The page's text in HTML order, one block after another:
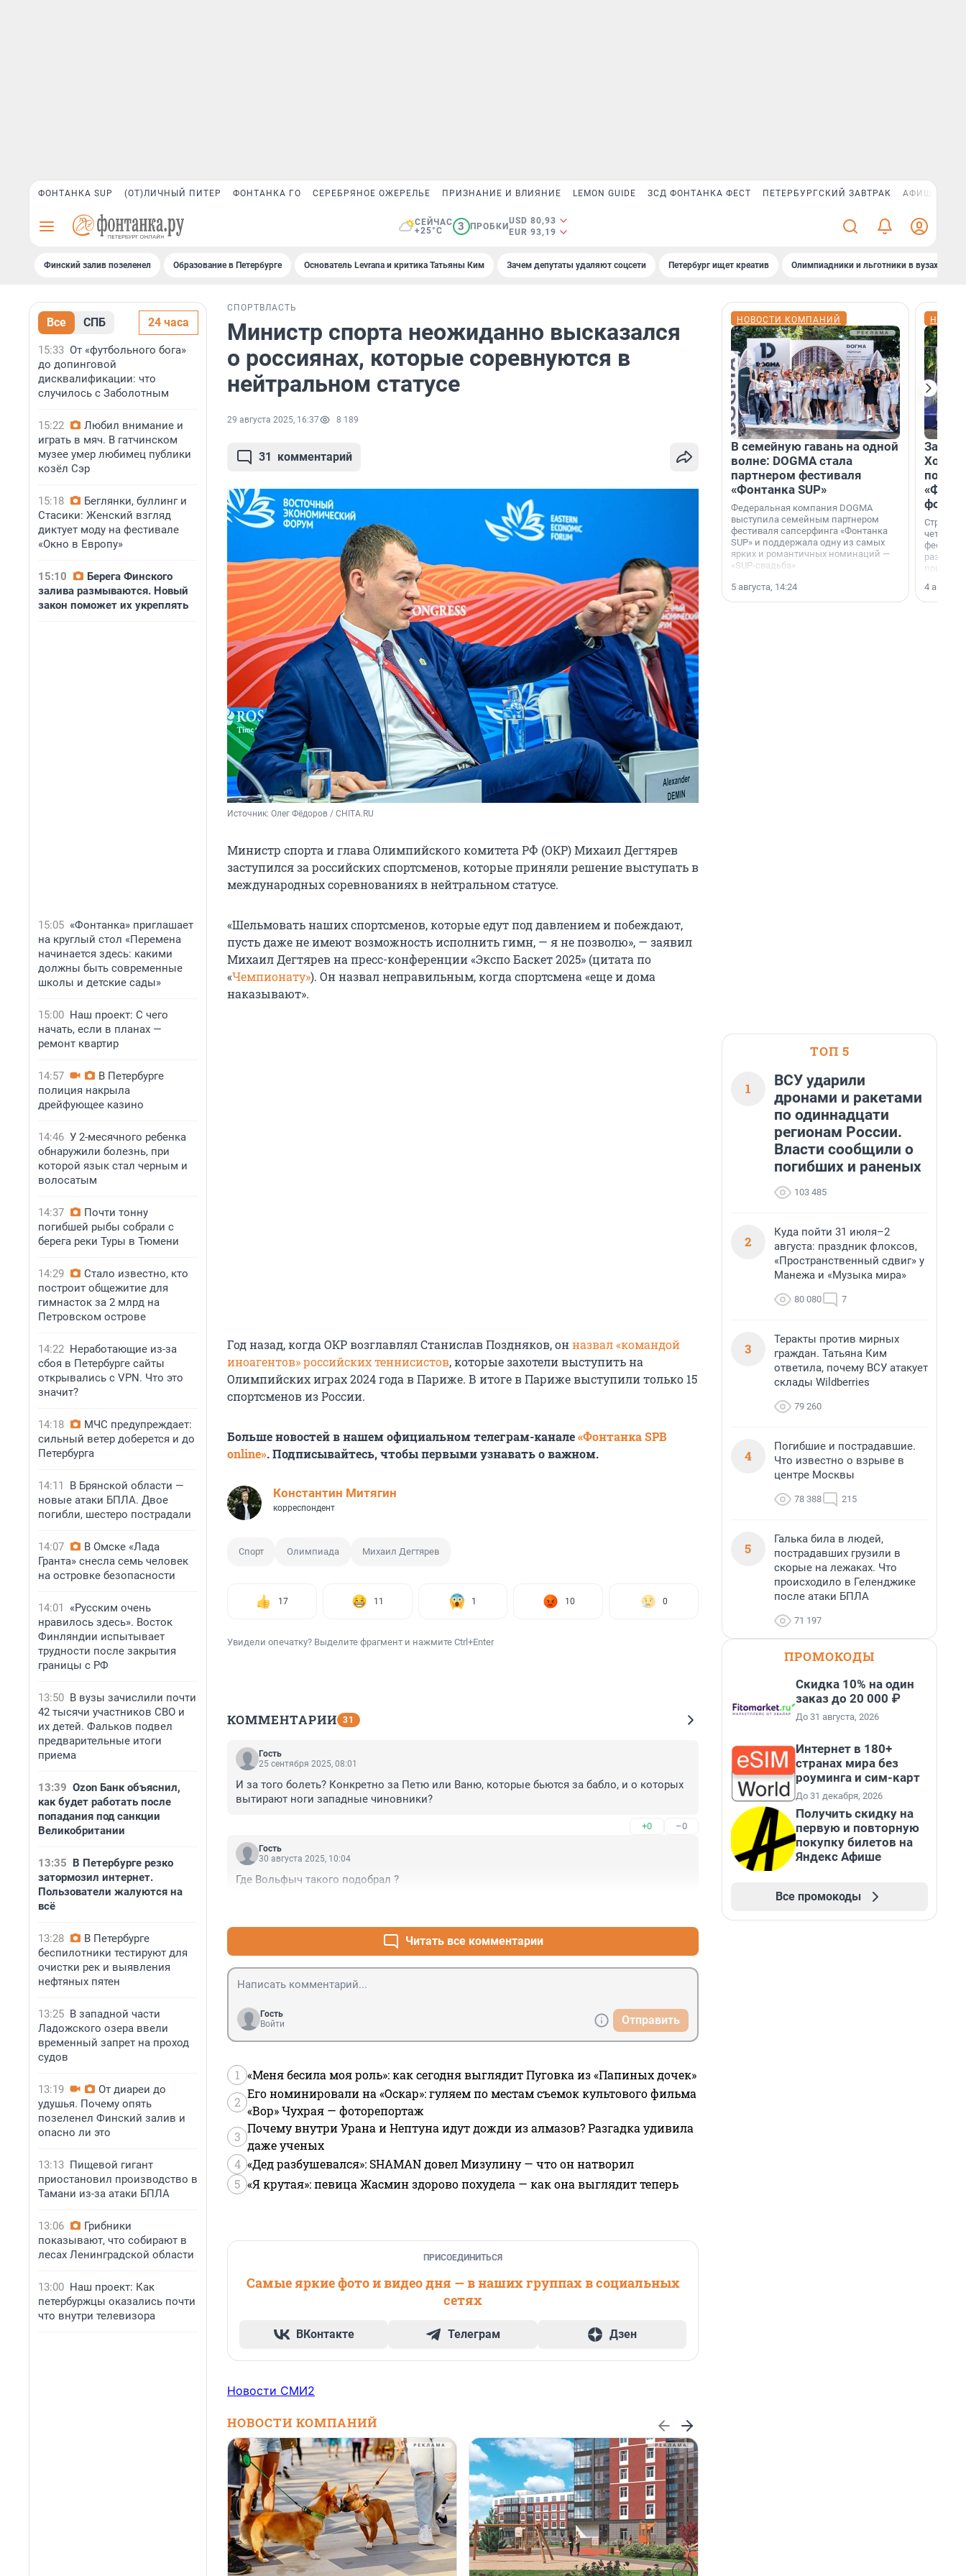
ФОНТАНКА SUP (ОТ)ЛИЧНЫЙ ПИТЕР ФОНТАНКА ГО СЕРЕБРЯНОЕ ОЖЕРЕЛЬЕ ПРИЗНАНИЕ И ВЛИЯНИЕ LEMON GUIDE ЗСД ФОНТАНКА ФЕСТ ПЕТЕРБУРГСКИЙ ЗАВТРАК АФИША PLUS
СЕЙЧАС
+25°C
3 ПРОБКИ
USD 80,93
EUR 93,19
Финский залив позеленел Образование в Петербурге Основатель Levrana и критика Татьяны Ким Зачем депутаты удаляют соцсети Петербург ищет креатив Олимпиадники и льготники в вузах СПб
Все СПБ 24 часа
15:33 От «футбольного бога»
до допинговой
дисквалификации: что
случилось с Заболотным
15:22
Любил внимание и
играть в мяч. В гатчинском
музее умер любимец публики
козёл Сэр
15:18
Беглянки, буллинг и
Стасики: Женский взгляд
диктует моду на фестивале
«Окно в Европу»
15:10
Берега Финского
залива размываются. Новый
закон поможет их укреплять
15:05 «Фонтанка» приглашает
на круглый стол «Перемена
начинается здесь: какими
должны быть современные
школы и детские сады»
15:00 Наш проект: С чего
начать, если в планах —
ремонт квартир
14:57
В Петербурге
полиция накрыла
дрейфующее казино
14:46 У 2-месячного ребенка
обнаружили болезнь, при
которой язык стал черным и
волосатым
14:37
Почти тонну
погибшей рыбы собрали с
берега реки Туры в Тюмени
14:29
Стало известно, кто
построит общежитие для
гимнасток за 2 млрд на
Петровском острове
14:22 Неработающие из-за
сбоя в Петербурге сайты
открывались с VPN. Что это
значит?
14:18
МЧС предупреждает:
сильный ветер доберется и до
Петербурга
14:11
В Брянской области —
новые атаки БПЛА. Двое
погибли, шестеро пострадали
14:07
В Омске «Лада
Гранта» снесла семь человек
на островке безопасности
14:01
«Русским очень
нравилось здесь». Восток
Финляндии испытывает
трудности после закрытия
границы с РФ
13:50 В вузы зачислили почти
42 тысячи участников СВО и
их детей. Фальков подвел
предварительные итоги
приема
13:39 Ozon Банк объяснил,
как будет работать после
попадания под санкции
Великобритании
13:35 В Петербурге резко
затормозил интернет.
Пользователи жалуются на
всё
13:28
В Петербурге
беспилотники тестируют для
очистки рек и выявления
нефтяных пятен
13:25 В западной части
Ладожского озера ввели
временный запрет на проход
судов
13:19
От диареи до
удушья. Почему опять
позеленел Финский залив и
опасно ли это
13:13 Пищевой гигант
приостановил производство в
Тамани из-за атаки БПЛА
13:06
Грибники
показывают, что собирают в
лесах Ленинградской области
13:00 Наш проект: Как
петербуржцы оказались почти
что внутри телевизора
СПОРТ ВЛАСТЬ
Министр спорта неожиданно высказался
о россиянах, которые соревнуются в
нейтральном статусе
29 августа 2025, 16:37 8 189
31 комментарий
Источник: Олег Фёдоров / CHITA.RU
Министр спорта и глава Олимпийского комитета РФ (ОКР) Михаил Дегтярев
заступился за российских спортсменов, которые приняли решение выступать в
международных соревнованиях в нейтральном статусе.
«Шельмовать наших спортсменов, которые едут под давлением и побеждают,
пусть даже не имеют возможность исполнить гимн, — я не позволю», — заявил
Михаил Дегтярев на пресс-конференции «Экспо Баскет 2025» (цитата по
«Чемпионату»). Он назвал неправильным, когда спортсмена «еще и дома
наказывают».
Год назад, когда ОКР возглавлял Станислав Поздняков, онназвал «командой
иноагентов» российских теннисистов, которые захотели выступить на
Олимпийских играх 2024 года в Париже. В итоге в Париже выступили только 15
спортсменов из России.
Больше новостей в нашем официальном телеграм-канале«Фонтанка SPB
online». Подписывайтесь, чтобы первыми узнавать о важном.
Константин Митягин
корреспондент
Спорт Олимпиада Михаил Дегтярев
17 11 1 10 0
Увидели опечатку? Выделите фрагмент и нажмите Ctrl+Enter
КОММЕНТАРИИ 31
Гость
25 сентября 2025, 08:01
И за того болеть? Конкретно за Петю или Ваню, которые бьются за бабло, и о которых
вытирают ноги западные чиновники?
+0 –0
Гость
30 августа 2025, 10:04
Где Вольфыч такого подобрал ?
Читать все комментарии
Гость
Войти
Отправить
1 «Меня бесила моя роль»: как сегодня выглядит Пуговка из «Папиных дочек»
2
Его номинировали на «Оскар»: гуляем по местам съемок культового фильма
«Вор» Чухрая — фоторепортаж
3
Почему внутри Урана и Нептуна идут дожди из алмазов? Разгадка удивила
даже ученых
4 «Дед разбушевался»: SHAMAN довел Мизулину — что он натворил
5 «Я крутая»: певица Жасмин здорово похудела — как она выглядит теперь
ПРИСОЕДИНИТЬСЯ
Самые яркие фото и видео дня — в наших группах в социальных
сетях
ВКонтакте Телеграм Дзен
Новости СМИ2
НОВОСТИ КОМПАНИЙ
НОВОСТИ КОМПАНИЙ
В семейную гавань на одной
волне: DOGMA стала
партнером фестиваля
«Фонтанка SUP»
Федеральная компания DOGMA
выступила семейным партнером
фестиваля сапсерфинга «Фонтанка
SUP» и поддержала одну из самых
ярких и романтичных номинаций —
«SUP-свадьба».
5 августа, 14:24
раз
4
ТОП 5
1
ВСУ ударили
дронами и ракетами
по одиннадцати
регионам России.
Власти сообщили о
погибших и раненых
103 485
2
Куда пойти 31 июля–2
августа: праздник флоксов,
«Пространственный сдвиг» у
Манежа и «Музыка мира»
80 080 7
3
Теракты против мирных
граждан. Татьяна Ким
ответила, почему ВСУ атакует
склады Wildberries
79 260
4
Погибшие и пострадавшие.
Что известно о взрыве в
центре Москвы
78 388 215
5
Галька била в людей,
пострадавших грузили в
скорые на лежаках. Что
происходило в Геленджике
после атаки БПЛА
71 197
ПРОМОКОДЫ
Скидка 10% на один
заказ до 20 000 ₽
До 31 августа, 2026
Интернет в 180+
странах мира без
роуминга и сим-карт
До 31 декабря, 2026
Получить скидку на
первую и повторную
покупку билетов на
Яндекс Афише
Все промокоды